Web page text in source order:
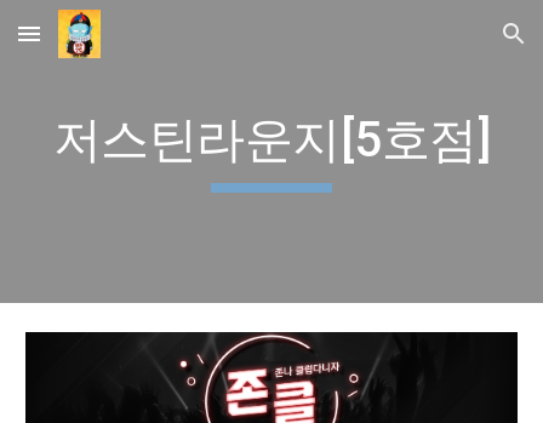
Skip to main content Skip to navigation
저스틴라운지[5호점]